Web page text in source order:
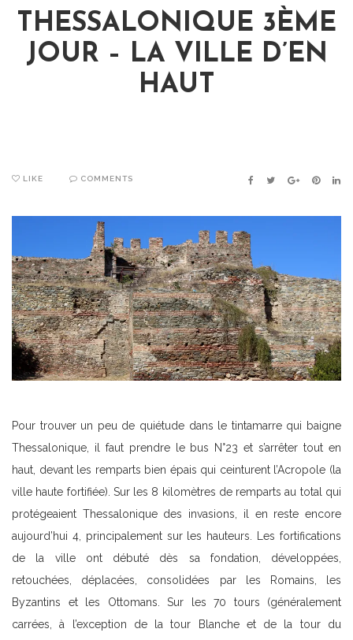
THESSALONIQUE 3ÈME
JOUR – LA VILLE D’EN
HAUT
LIKE COMMENTS FACEBOOK
TWITTER
GOOGLE+
Pour trouver un peu de quiétude dans le tintamarre qui baigne
Thessalonique, il faut prendre le bus N°23 et s’arrêter tout en
haut, devant les remparts bien épais qui ceinturent l’Acropole (la
ville haute fortifiée). Sur les 8 kilomètres de remparts au total qui
protégeaient Thessalonique des invasions, il en reste encore
aujourd’hui 4, principalement sur les hauteurs. Les fortifications
de la ville ont débuté dès sa fondation, développées,
retouchées, déplacées, consolidées par les Romains, les
Byzantins et les Ottomans. Sur les 70 tours (généralement
carrées, à l’exception de la tour Blanche et de la tour du